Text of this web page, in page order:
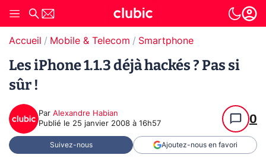
Accueil Mobile & Telecom Smartphone
Les iPhone 1.1.3 déjà hackés ? Pas si
sûr !
Par Alexandre Habian
Publié le 25 janvier 2008 à 16h57 0
Suivez-nous Ajoutez-nous en favori